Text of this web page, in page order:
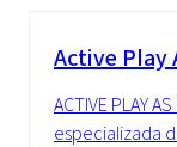
Active Play
ACTIVE PLAY
especializada